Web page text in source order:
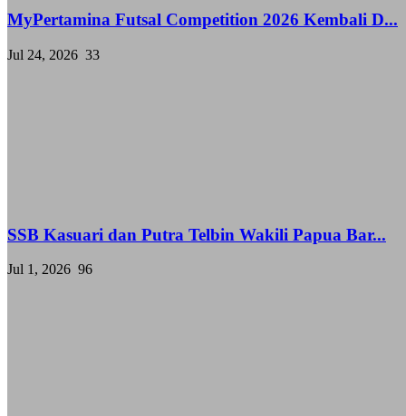
MyPertamina Futsal Competition 2026 Kembali D...
Jul 24, 2026 33
SSB Kasuari dan Putra Telbin Wakili Papua Bar...
Jul 1, 2026 96